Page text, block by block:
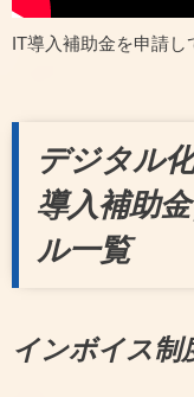
IT導入補助金を申請
デジタル
導入補助
ル一覧
インボイス制